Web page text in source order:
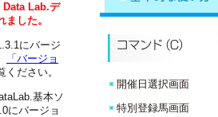
Data Lab.デ
ました。
にバージ
「バージョ
ください。
基本ソ
にバージョ
開催日選択画面
特別登録馬画面